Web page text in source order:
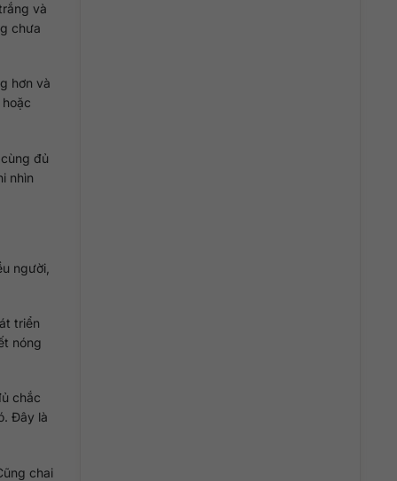
và
chưa
hơn và
đủ
nhìn
người,
triển
nóng
chắc
Đây là
chai